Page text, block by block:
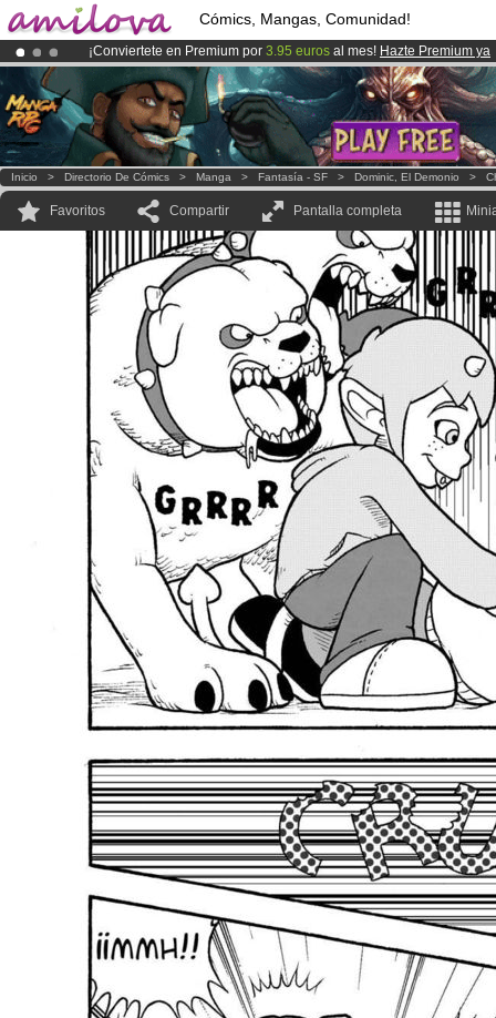
Cómics, Mangas, Comunidad!
¡Conviertete en Premium por 3.95 euros al mes! Hazte Premium ya
¡El Kickstarter Amilova está desormado lanzado!.
¡Ya tenemos 134393miembrosy 1208 Cómics y Mangas!.
Inicio > Directorio De Cómics > Manga > Fantasía - SF > Dominic, El Demonio >
Favoritos Compartir Pantalla completa